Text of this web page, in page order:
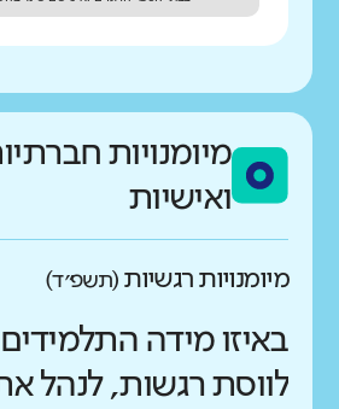
מיומנויות
ואישיות
מיומנויות רגשיות (תשפ״ד)
באיזו מידה
לווסת רגשות, לנהל